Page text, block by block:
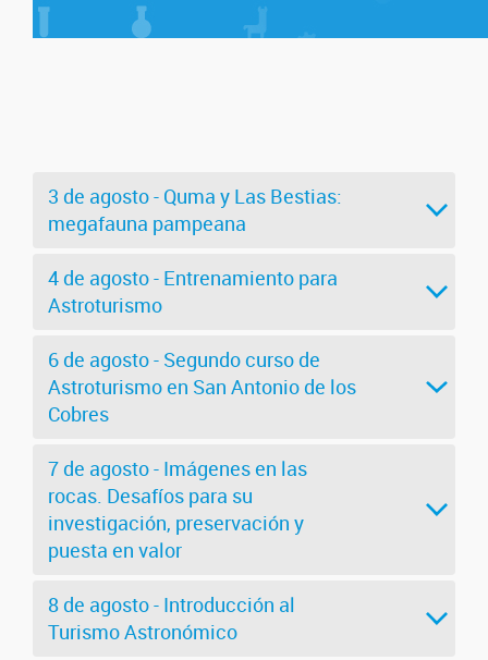
3 de agosto - Quma y Las Bestias:
megafauna pampeana
4 de agosto - Entrenamiento para
Astroturismo
6 de agosto - Segundo curso de
Astroturismo en San Antonio de los
Cobres
7 de agosto - Imágenes en las
rocas. Desafíos para su
investigación, preservación y
puesta en valor
8 de agosto - Introducción al
Turismo Astronómico